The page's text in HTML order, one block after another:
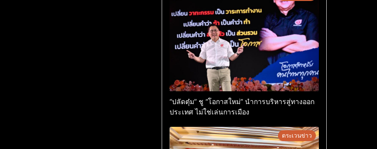
“ปลัดตุ๋ม” ชู “โอกาสใหม่” นำการบริหารสู่ทางออก
ประเทศ ไม่ใช่เล่นการเมือง
ตระเวนข่าว